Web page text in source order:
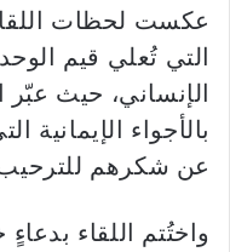
عكست لحظات
التي تُعلي قيم
الإنساني، حيث
بالأجواء الإيمانية
عن شكرهم للترحيب
واختُتم اللقاء